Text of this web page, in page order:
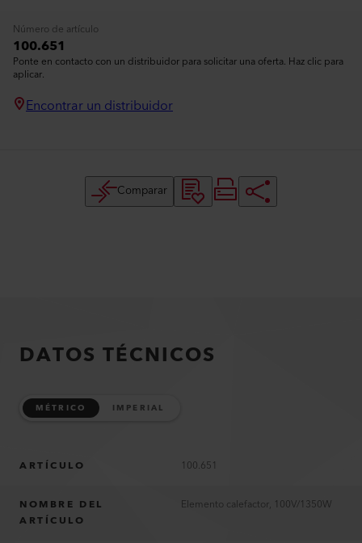
Número de artículo
100.651
Ponte en contacto con un distribuidor para solicitar una oferta. Haz clic para
aplicar.
Encontrar un distribuidor
Comparar
DATOS TÉCNICOS
MÉTRICO IMPERIAL
ARTÍCULO 100.651
NOMBRE DEL
ARTÍCULO
Elemento calefactor, 100V/1350W